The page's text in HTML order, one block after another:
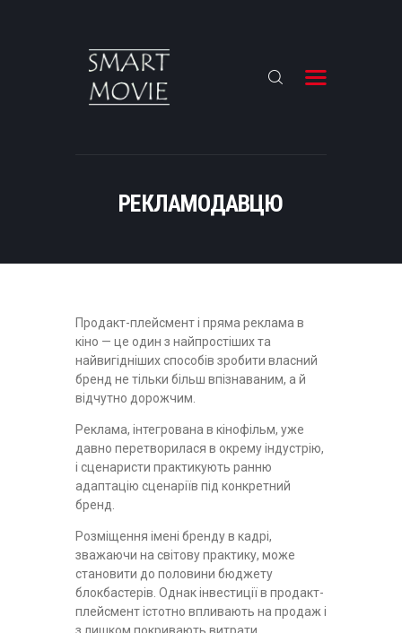
РЕКЛАМОДАВЦЮ
НОВИНИ
РУССКИЙ ЯЗЫК
Продакт-плейсмент і пряма реклама в
кіно — це один з найпростіших та
найвигідніших способів зробити власний
бренд не тільки більш впізнаваним, а й
відчутно дорожчим.
Реклама, інтегрована в кінофільм, уже
давно перетворилася в окрему індустрію,
і сценаристи практикують ранню
адаптацію сценаріїв під конкретний
бренд.
Розміщення імені бренду в кадрі,
зважаючи на світову практику, може
становити до половини бюджету
блокбастерів. Однак інвестиції в продакт-
плейсмент істотно впливають на продаж і